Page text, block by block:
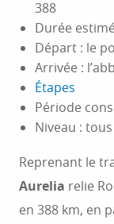
388
Durée
Départ : le
Arrivée :
Étapes
Période
Niveau :
Reprenant le
Aurelia relie
en 388 km, en